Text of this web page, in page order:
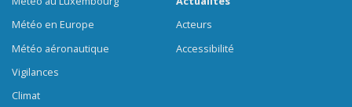
Météo en Europe
Météo aéronautique
Vigilances
Climat
Acteurs
Accessibilité